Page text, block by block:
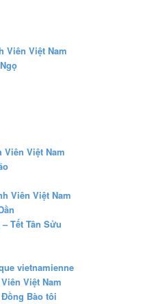
Viên Việt Nam
Viên Việt Nam
Viên Việt Nam
Tết Tân Sửu
vietnamienne
Việt Nam
Bào tôi